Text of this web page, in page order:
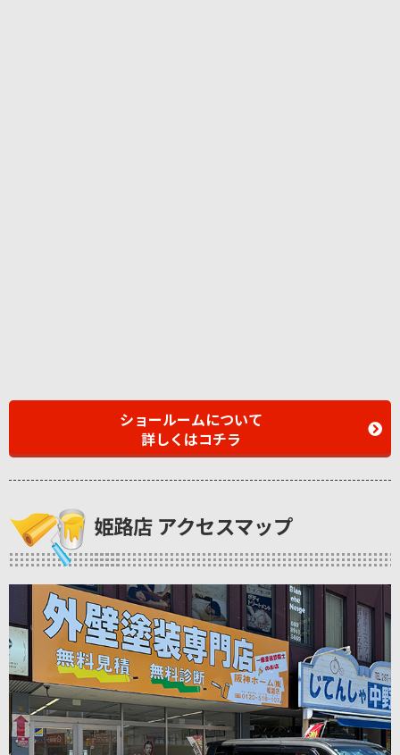
ショールームについて
詳しくはコチラ
姫路店 アクセスマップ